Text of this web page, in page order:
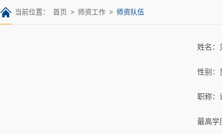
当前位置： 首页 > 师资工作 > 师资队伍
姓名：
性别：
职称：
最高学